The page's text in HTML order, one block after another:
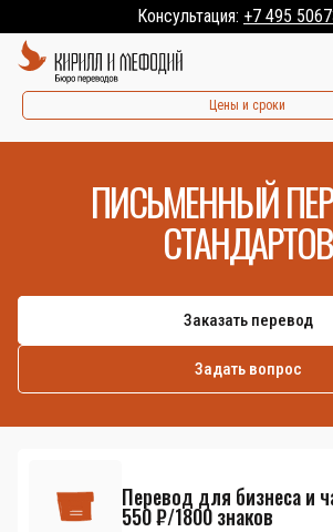
Консультация: +7 495
Цены и сроки
ПИСЬМЕННЫЙ
СТАНДАРТОВ
Заказать перевод
Задать вопрос
Перевод для бизнеса и
550 ₽/1800 знаков